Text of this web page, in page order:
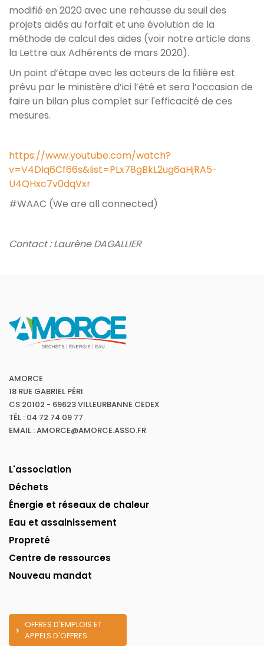
modifié en 2020 avec une rehausse du seuil des
projets aidés au forfait et une évolution de la
méthode de calcul des aides (voir notre article dans
la Lettre aux Adhérents de mars 2020).
Un point d’étape avec les acteurs de la filière est
prévu par le ministère d’ici l’été et sera l’occasion de
faire un bilan plus complet sur l'efficacité de ces
mesures.
https://www.youtube.com/watch?
v=V4DIq6Cf66s&list=PLx78gBkL2ug6aHjRA5-
U4QHxc7v0dqVxr
#WAAC (We are all connected)
Contact : Laurène DAGALLIER
AMORCE
18 RUE GABRIEL PÉRI
CS 20102 - 69623 VILLEURBANNE CEDEX
TÉL : 04 72 74 09 77
EMAIL : AMORCE@AMORCE.ASSO.FR
L'association
Déchets
Énergie et réseaux de chaleur
Eau et assainissement
Propreté
Centre de ressources
Nouveau mandat
OFFRES D'EMPLOIS ET
APPELS D'OFFRES